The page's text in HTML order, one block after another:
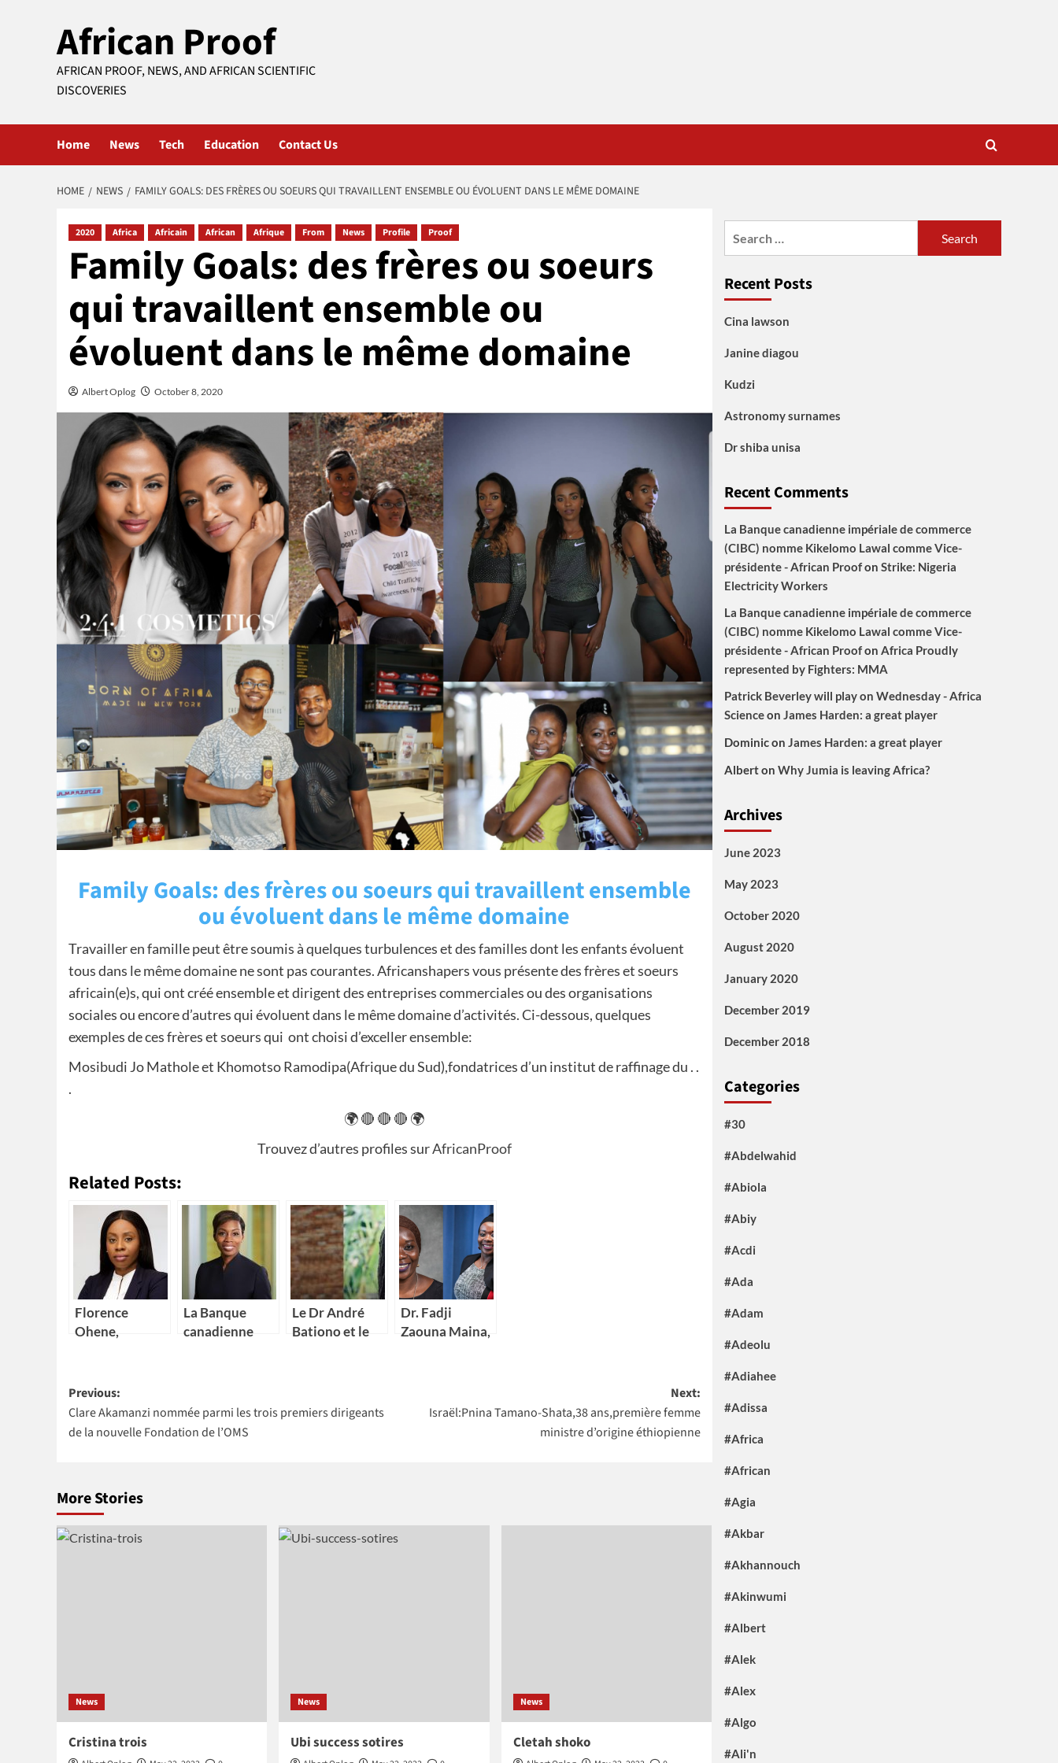
African Proof
AFRICAN PROOF, NEWS, AND AFRICAN SCIENTIFIC
DISCOVERIES
Home News Tech Education Contact Us
HOME NEWS FAMILY GOALS: DES FRÈRES OU SOEURS QUI TRAVAILLENT ENSEMBLE OU ÉVOLUENT DANS LE MÊME DOMAINE
2020 Africa Africain African Afrique From News Profile Proof
Family Goals: des frères ou soeurs
qui travaillent ensemble ou
évoluent dans le même domaine
Albert Oplog October 8, 2020
Family Goals: des frères ou soeurs qui travaillent ensemble
ou évoluent dans le même domaine
Travailler en famille peut être soumis à quelques turbulences et des familles dont les enfants évoluent
tous dans le même domaine ne sont pas courantes. Africanshapers vous présente des frères et soeurs
africain(e)s, qui ont créé ensemble et dirigent des entreprises commerciales ou des organisations
sociales ou encore d’autres qui évoluent dans le même domaine d’activités. Ci-dessous, quelques
exemples de ces frères et soeurs qui ont choisi d’exceller ensemble:
Mosibudi Jo Mathole et Khomotso Ramodipa(Afrique du Sud),fondatrices d’un institut de raffinage du . .
.
🌍 🔴 🔴 🔴 🌍
Trouvez d’autres profiles surAfricanProof
Related Posts:
Florence
Ohene,
générale d’IBM
Ghana
La Banque
canadienne
Kikelomo
Lawal comme
Le Dr André
Bationo et le
l’Africa Food
Dr. Fadji
Zaouna Maina,
Niger à
Post
navigation
Previous:
Clare Akamanzi nommée parmi les trois premiers dirigeants
de la nouvelle Fondation de l’OMS
Next:
Israël:Pnina Tamano-Shata,38 ans,première femme
ministre d’origine éthiopienne
More Stories
News
Cristina trois
News
Ubi success sotires
News
Cletah shoko
Recent Posts
Cina lawson
Janine diagou
Kudzi
Astronomy surnames
Dr shiba unisa
Recent Comments
La Banque canadienne impériale de commerce
(CIBC) nomme Kikelomo Lawal comme Vice-
présidente - African Proofon Strike: Nigeria
Electricity Workers
La Banque canadienne impériale de commerce
(CIBC) nomme Kikelomo Lawal comme Vice-
présidente - African Proofon Africa Proudly
represented by Fighters: MMA
Patrick Beverley will play on Wednesday - Africa
Scienceon James Harden: a great player
Dominicon James Harden: a great player
Alberton Why Jumia is leaving Africa?
Archives
June 2023
May 2023
October 2020
August 2020
January 2020
December 2019
December 2018
Categories
#30
#Abdelwahid
#Abiola
#Abiy
#Acdi
#Ada
#Adam
#Adeolu
#Adiahee
#Adissa
#Africa
#African
#Agia
#Akbar
#Akhannouch
#Akinwumi
#Albert
#Alek
#Alex
#Algo
#Ali'n